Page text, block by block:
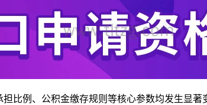
比例、公积金缴存规则等核心参数均发生显